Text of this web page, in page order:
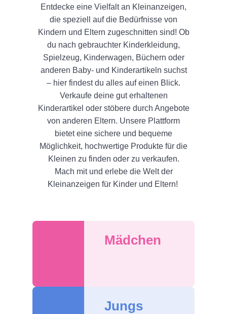
Entdecke eine Vielfalt an Kleinanzeigen,
die speziell auf die Bedürfnisse von
Kindern und Eltern zugeschnitten sind! Ob
du nach gebrauchter Kinderkleidung,
Spielzeug, Kinderwagen, Büchern oder
anderen Baby- und Kinderartikeln suchst
– hier findest du alles auf einen Blick.
Verkaufe deine gut erhaltenen
Kinderartikel oder stöbere durch Angebote
von anderen Eltern. Unsere Plattform
bietet eine sichere und bequeme
Möglichkeit, hochwertige Produkte für die
Kleinen zu finden oder zu verkaufen.
Mach mit und erlebe die Welt der
Kleinanzeigen für Kinder und Eltern!
Mädchen
Jungs